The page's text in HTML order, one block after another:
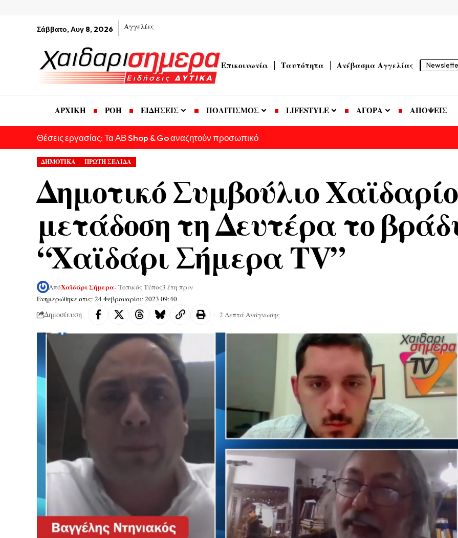
Σάββατο, Αυγ 8, 2026 Αγγελίες
Επικοινωνία Ταυτότητα Ανέβασμα Αγγελίας
ΑΡΧΙΚΗ ΡΟΗ ΕΙΔΗΣΕΙΣ ΠΟΛΙΤΙΣΜΟΣ LIFESTYLE ΑΓΟΡΑ ΑΠΟΨΕΙΣ
Θέσεις εργασίας: Τα ΑΒ Shop & Go αναζητούν προσωπικό
ΔΗΜΟΤΙΚΑ ΠΡΩΤΗ ΣΕΛΙΔΑ
Δημοτικό Συμβούλιο
μετάδοση τη Δευτέρα το
“Χαϊδάρι Σήμερα TV”
Ενημερώθηκε στις: 24 Φεβρουαρίου 2023 09:40
ΑπόΧαϊδάρι Σήμερα- Τοπικός Τύπος3 έτη πριν
Δημοσίευση 2 Λεπτά Ανάγνωσης